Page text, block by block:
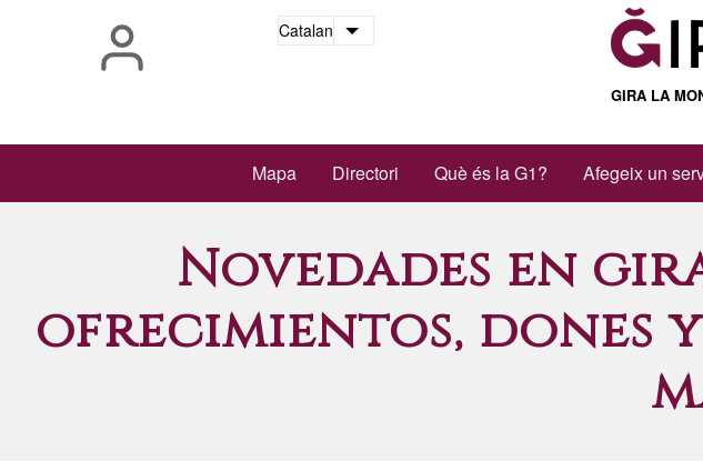
Catalan Llista les accions addicionals
GIRA LA
navigation
Mapa Directori Què és la G1? Afegeix un
Novedades en
ofrecimientos, dones